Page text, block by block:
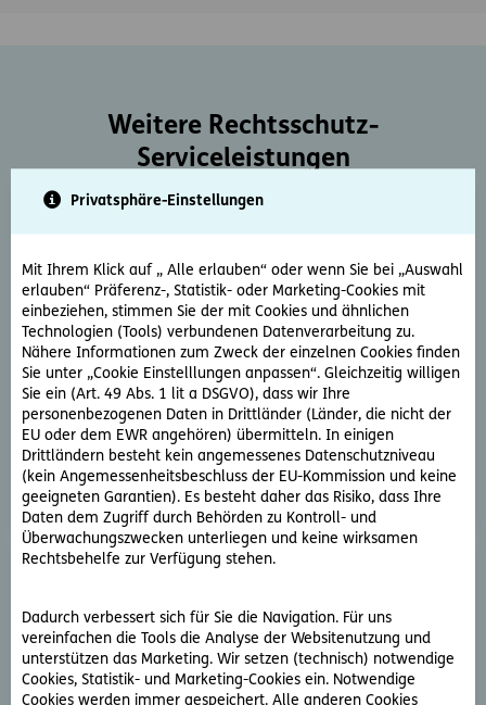
Privatsphäre-Einstellungen
Mit Ihrem Klick auf „ Alle erlauben“ oder wenn Sie bei „Auswahl
erlauben“ Präferenz-, Statistik- oder Marketing-Cookies mit
einbeziehen, stimmen Sie der mit Cookies und ähnlichen
Technologien (Tools) verbundenen Datenverarbeitung zu.
Nähere Informationen zum Zweck der einzelnen Cookies finden
Sie unter „Cookie Einstelllungen anpassen“. Gleichzeitig willigen
Sie ein (Art. 49 Abs. 1 lit a DSGVO), dass wir Ihre
personenbezogenen Daten in Drittländer (Länder, die nicht der
EU oder dem EWR angehören) übermitteln. In einigen
Drittländern besteht kein angemessenes Datenschutzniveau
(kein Angemessenheitsbeschluss der EU-Kommission und keine
geeigneten Garantien). Es besteht daher das Risiko, dass Ihre
Daten dem Zugriff durch Behörden zu Kontroll- und
Überwachungszwecken unterliegen und keine wirksamen
Rechtsbehelfe zur Verfügung stehen.
Dadurch verbessert sich für Sie die Navigation. Für uns
vereinfachen die Tools die Analyse der Websitenutzung und
unterstützen das Marketing. Wir setzen (technisch) notwendige
Cookies, Statistik- und Marketing-Cookies ein. Notwendige
Cookies werden immer gespeichert. Alle anderen Cookies
Weitere Rechtsschutz-
Serviceleistungen
Rechtsberatung
Sie haben ein rechtliche Frage? Unsere Rechtsexperten
beantworten diese gerne und schnell.
Rechtsfrage stellen
D.A.S. Direkthilfe®